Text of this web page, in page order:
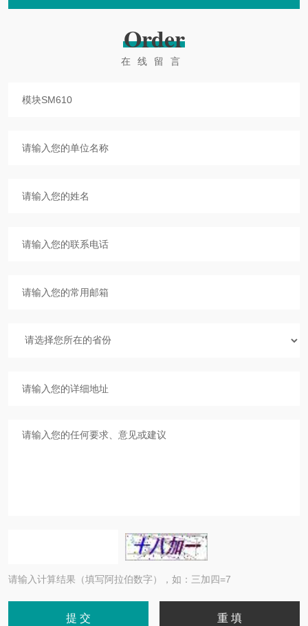
Order
在线留言
请输入计算结果（填写阿拉伯数字），如：三加四=7